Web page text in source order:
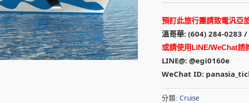
預訂此旅行團請致電汎亞
溫哥華: (604) 284-0283
或請使用LINE/WeChat諮
LINE@: @egi0160e
WeChat ID:
分類: Cruise